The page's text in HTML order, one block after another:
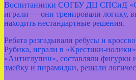
Воспитанники СОГБУ ДЦ СПСиД
играли — они тренировали логику,
находить нестандартные решения.
Ребята разгадывали ребусы и
Рубика, играли в
«Антиглупин», составляли фигурки
змейку и пирамидки, решали